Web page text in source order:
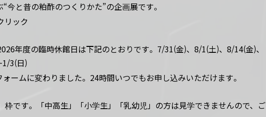
今と昔の粕酢のつくりかた”の企画展です。
ック
年度の臨時休館日は下記のとおりです。7/31(金)、8/1(土)、8/14(金)、
3(日)
ームに変わりました。24時間いつでもお申し込みいただけます。
です。「中高生」「小学生」「乳幼児」の方は見学できませんので、ご